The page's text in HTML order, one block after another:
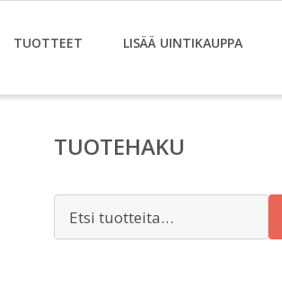
TUOTTEET LISÄÄ UINTIKAUPPA
TUOTEHAKU